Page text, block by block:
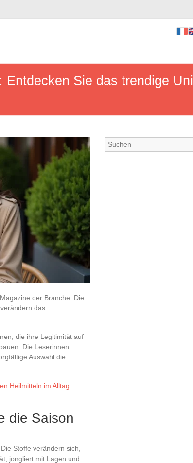
Sie das trendige
der Branche. Die
das
die ihre Legitimität auf
Die Leserinnen
Auswahl die
Heilmitteln im Alltag
die Saison
Stoffe verändern sich,
jongliert mit Lagen und